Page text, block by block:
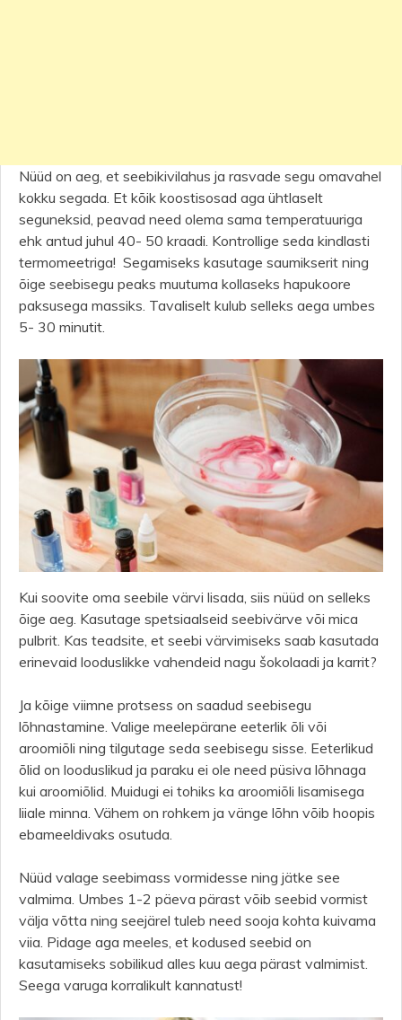
Nüüd on aeg, et seebikivilahus ja rasvade segu omavahel
kokku segada. Et kõik koostisosad aga ühtlaselt
seguneksid, peavad need olema sama temperatuuriga
ehk antud juhul 40- 50 kraadi. Kontrollige seda kindlasti
termomeetriga! Segamiseks kasutage saumikserit ning
õige seebisegu peaks muutuma kollaseks hapukoore
paksusega massiks. Tavaliselt kulub selleks aega umbes
5- 30 minutit.
Kui soovite oma seebile värvi lisada, siis nüüd on selleks
õige aeg. Kasutage spetsiaalseid seebivärve või mica
pulbrit. Kas teadsite, et seebi värvimiseks saab kasutada
erinevaid looduslikke vahendeid nagu šokolaadi ja karrit?
Ja kõige viimne protsess on saadud seebisegu
lõhnastamine. Valige meelepärane eeterlik õli või
aroomiõli ning tilgutage seda seebisegu sisse. Eeterlikud
õlid on looduslikud ja paraku ei ole need püsiva lõhnaga
kui aroomiõlid. Muidugi ei tohiks ka aroomiõli lisamisega
liiale minna. Vähem on rohkem ja vänge lõhn võib hoopis
ebameeldivaks osutuda.
Nüüd valage seebimass vormidesse ning jätke see
valmima. Umbes 1-2 päeva pärast võib seebid vormist
välja võtta ning seejärel tuleb need sooja kohta kuivama
viia. Pidage aga meeles, et kodused seebid on
kasutamiseks sobilikud alles kuu aega pärast valmimist.
Seega varuga korralikult kannatust!